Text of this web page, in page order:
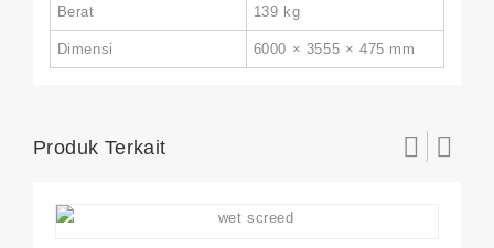
Berat 139 kg
Dimensi 6000 × 3555 × 475 mm
Produk Terkait